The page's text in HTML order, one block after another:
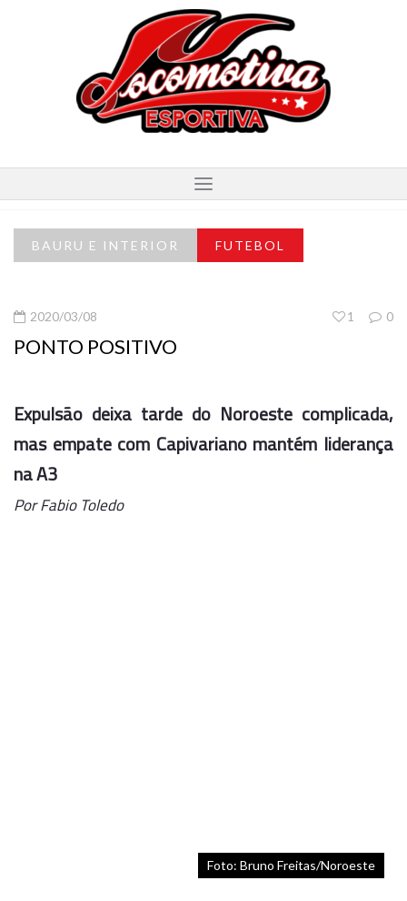
BAURU E INTERIOR FUTEBOL
2020/03/08 0
1
PONTO POSITIVO
Expulsão deixa tarde do Noroeste complicada,
mas empate com Capivariano mantém liderança
na A3
Por Fabio Toledo
Foto: Bruno Freitas/Noroeste